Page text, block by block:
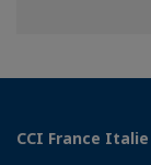
CCI France Italie